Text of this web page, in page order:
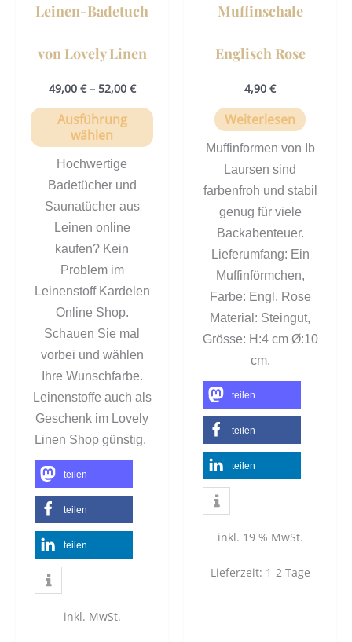
Leinen-Badetuch
von Lovely Linen
49,00 €– 52,00 €
Ausführung
wählen
Produktseite
Hochwertige
Badetücher und
Saunatücher aus
Leinen online
kaufen? Kein
Problem im
Leinenstoff Kardelen
Online Shop.
Schauen Sie mal
vorbei und wählen
Ihre Wunschfarbe.
Leinenstoffe auch als
Geschenk im Lovely
Linen Shop günstig.
teilen
teilen
teilen
inkl. MwSt.
Muffinschale
Englisch Rose
4,90 €
Weiterlesen
Muffinformen von Ib
Laursen sind
farbenfroh und stabil
genug für viele
Backabenteuer.
Lieferumfang: Ein
Muffinförmchen,
Farbe: Engl. Rose
Material: Steingut,
Grösse: H:4 cm Ø:10
cm.
teilen
teilen
teilen
inkl. 19 % MwSt.
Lieferzeit: 1-2 Tage